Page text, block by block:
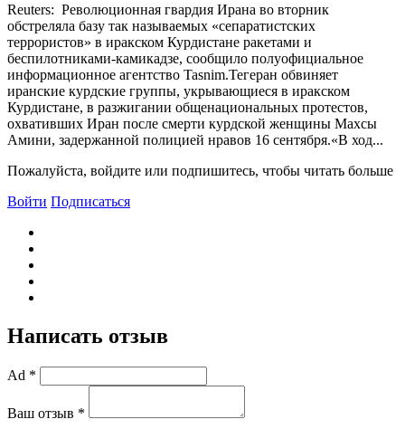
Reuters: Революционная гвардия Ирана во вторник
обстреляла базу так называемых «сепаратистских
террористов» в иракском Курдистане ракетами и
беспилотниками-камикадзе, сообщило полуофициальное
информационное агентство Tasnim.Тегеран обвиняет
иранские курдские группы, укрывающиеся в иракском
Курдистане, в разжигании общенациональных протестов,
охвативших Иран после смерти курдской женщины Махсы
Амини, задержанной полицией нравов 16 сентября.«В ход...
Пожалуйста, войдите или подпишитесь, чтобы читать больше
Войти Подписаться
Написать отзыв
Ad *
Ваш отзыв *